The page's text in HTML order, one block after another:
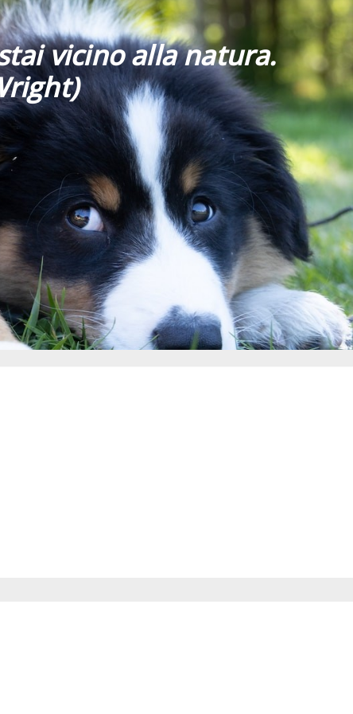
vicino alla natura.